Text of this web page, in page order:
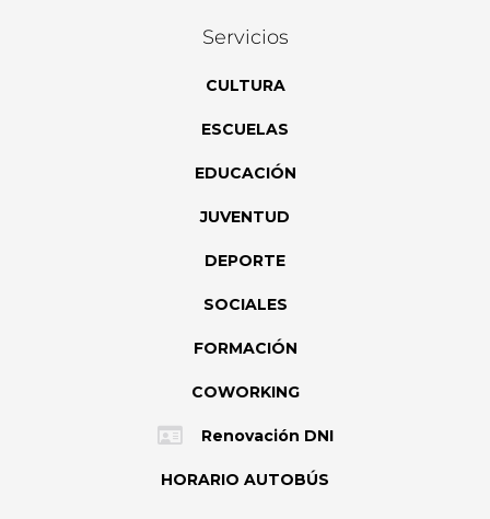
Servicios
CULTURA
ESCUELAS
EDUCACIÓN
JUVENTUD
DEPORTE
SOCIALES
FORMACIÓN
COWORKING
Renovación DNI
HORARIO AUTOBÚS